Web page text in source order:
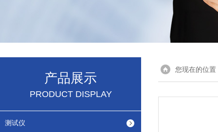
产品展示
PRODUCT DISPLAY
测试仪
您现在的位置